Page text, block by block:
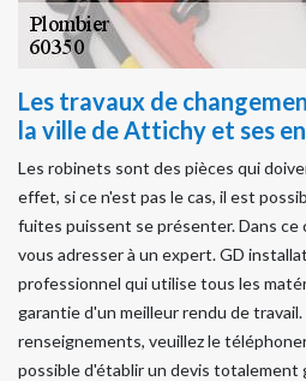
Les travaux de
la ville de Attichy et ses
Les robinets sont des pièces qui
effet, si ce n'est pas le cas, il est
fuites puissent se présenter. Dans
vous adresser à un expert. GD
professionnel qui utilise tous les
garantie d'un meilleur rendu de
renseignements, veuillez le
possible d'établir un devis